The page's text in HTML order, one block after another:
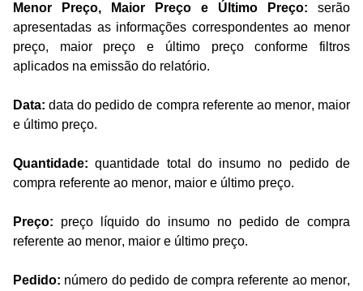
Menor Preço, Maior Preço e Último Preço: serão
apresentadas as informações correspondentes ao menor
preço, maior preço e último preço conforme filtros
aplicados na emissão do relatório.
Data: data do pedido de compra referente ao menor, maior
e último preço.
Quantidade: quantidade total do insumo no pedido de
compra referente ao menor, maior e último preço.
Preço: preço líquido do insumo no pedido de compra
referente ao menor, maior e último preço.
Pedido: número do pedido de compra referente ao menor,